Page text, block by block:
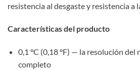
resistencia al desgaste y resistencia a
Características del producto
0,1 °C (0,18 °F) — la resolución del
completo